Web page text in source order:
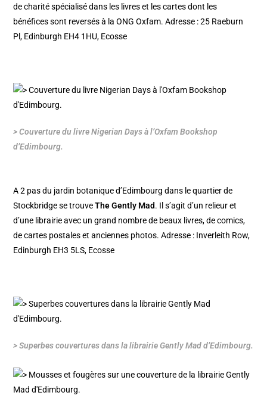
de charité spécialisé dans les livres et les cartes dont les
bénéfices sont reversés à la ONG Oxfam. Adresse : 25 Raeburn
Pl, Edinburgh EH4 1HU, Ecosse
> Couverture du livre Nigerian Days à l’Oxfam Bookshop
d’Edimbourg.
A 2 pas du jardin botanique d’Edimbourg dans lequartier de
Stockbridgese trouveThe Gently Mad. Il s’agit d’un relieur et
d’une librairie avec un grand nombre de beaux livres, de comics,
de cartes postales et anciennes photos. Adresse : Inverleith Row,
Edinburgh EH3 5LS, Ecosse
> Superbes couvertures dans la librairie Gently Mad d’Edimbourg.